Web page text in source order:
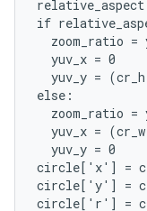
if
zoom_ratio =
  yuv_x = 0
yuv_y =
else:
zoom_ratio =
yuv_x =
  yuv_y = 0
circle['x'] =
circle['y'] =